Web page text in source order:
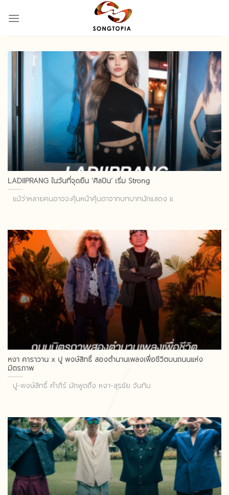
LADIIPRANG ในวันที่จุดยืน ‘ศิลปิน’ เริ่ม Strong
แม้ว่าหลายคนอาจจะคุ้นหน้าคุ้นตาจากบทบาทนักแสดง แ
หงา คาราวาน x ปู พงษ์สิทธิ์ สองตำนานเพลงเพื่อชีวิตบนถนนแห่ง
มิตรภาพ
ปู-พงษ์สิทธิ์ คำภีร์ มักพูดถึง หงา-สุรชัย จันทิม